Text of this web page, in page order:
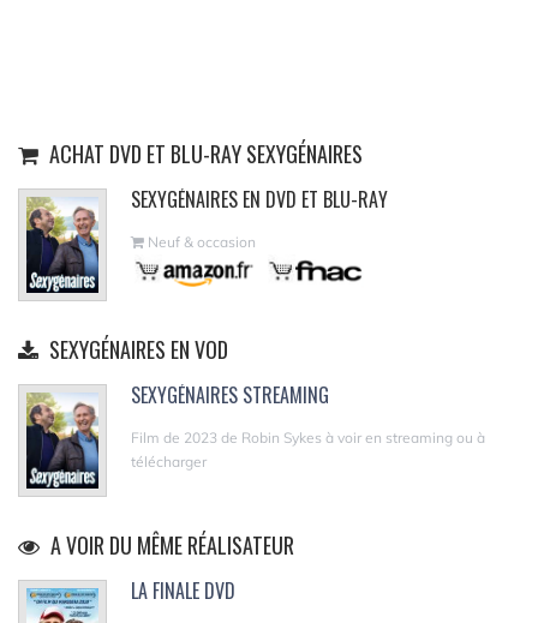
ACHAT DVD ET BLU-RAY SEXYGÉNAIRES
SEXYGÉNAIRES EN DVD ET BLU-RAY
Neuf & occasion
SEXYGÉNAIRES EN VOD
SEXYGÉNAIRES STREAMING
Film de 2023 de Robin Sykes à voir en streaming ou à
télécharger
A VOIR DU MÊME RÉALISATEUR
LA FINALE DVD